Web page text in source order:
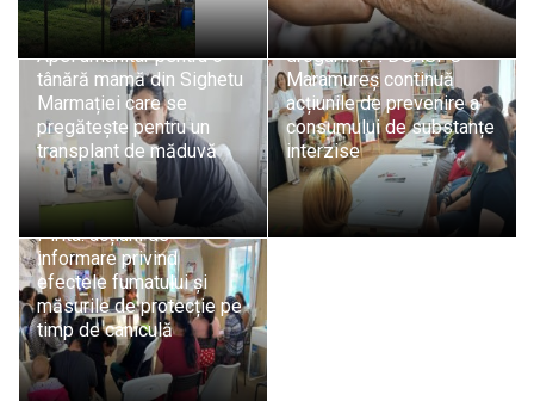
Apel umanitar pentru o
tânără mamă din Sighetu
Marmației care se
pregătește pentru un
transplant de măduvă
„Alege viața! Spune NU
drogurilor!”: DGASPC
Maramureș continuă
acțiunile de prevenire a
consumului de substanțe
interzise
Educație pentru sănătate
în rândul mamelor din
Pirita: acțiuni de
informare privind
efectele fumatului și
măsurile de protecție pe
timp de caniculă